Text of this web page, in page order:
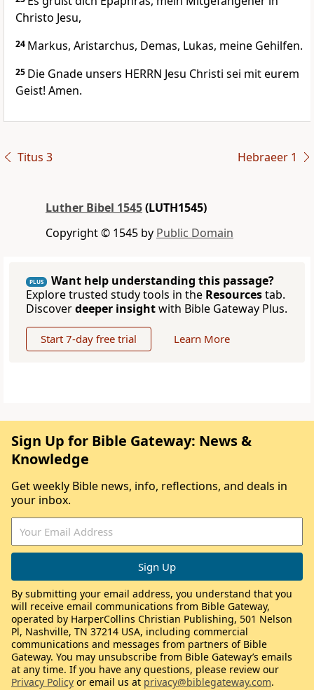
Christo Jesu,
24 Markus, Aristarchus, Demas, Lukas, meine Gehilfen.
25 Die Gnade unsers HERRN Jesu Christi sei mit eurem
Geist! Amen.
Titus 3 Hebraeer 1
Luther Bibel 1545(LUTH1545)
Copyright © 1545 by Public Domain
PLUS
Want help understanding this passage?
Explore trusted study tools in the Resourcestab.
Discoverdeeper insightwith Bible Gateway Plus.
Start 7-day free trial Learn More
Sign Up for Bible Gateway: News &
Knowledge
Get weekly Bible news, info, reflections, and deals in
your inbox.
By submitting your email address, you understand that you
will receive email communications from Bible Gateway,
operated by HarperCollins Christian Publishing, 501 Nelson
Pl, Nashville, TN 37214 USA, including commercial
communications and messages from partners of Bible
Gateway. You may unsubscribe from Bible Gateway’s emails
at any time. If you have any questions, please review our
Privacy Policy or email us at privacy@biblegateway.com.